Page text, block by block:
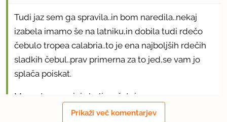
Tudi jaz sem ga spravila..in bom naredila..nekaj
izabela imamo še na latniku,in dobila tudi rdečo
čebulo tropea calabria..to je ena najboljših rdečih
sladkih čebul..prav primerna za to jed,se vam jo
splača poiskat.
Me pa to spominja bolj na čatni.
Prikaži več komentarjev